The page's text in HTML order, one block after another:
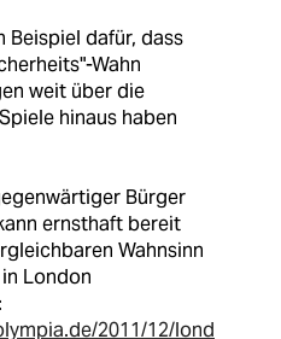
Beispiel dafür, dass
Wahn
weit über die
hinaus haben
Bürger
ernsthaft bereit
Wahnsinn
London
2011/12/lond